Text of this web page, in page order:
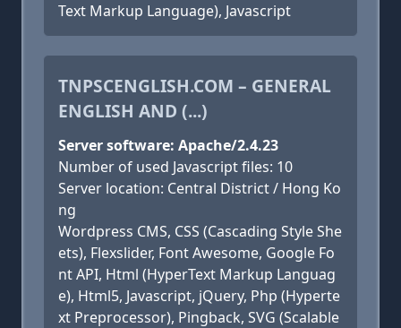
Text Markup Language), Javascript
TNPSCENGLISH.COM – GENERAL
ENGLISH AND (...)
Server software: Apache/2.4.23
Number of used Javascript files: 10
Server location: Central District / Hong Ko
ng
Wordpress CMS, CSS (Cascading Style She
ets), Flexslider, Font Awesome, Google Fo
nt API, Html (HyperText Markup Languag
e), Html5, Javascript, jQuery, Php (Hyperte
xt Preprocessor), Pingback, SVG (Scalable